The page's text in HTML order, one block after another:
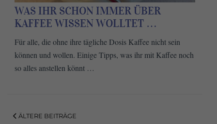
WAS IHR SCHON IMMER ÜBER
KAFFEE WISSEN WOLLTET …
Für alle, die ohne ihre tägliche Dosis Kaffee nicht sein
können und wollen. Einige Tipps, was ihr mit Kaffee noch
so alles anstellen könnt …
ÄLTERE BEITRÄGE